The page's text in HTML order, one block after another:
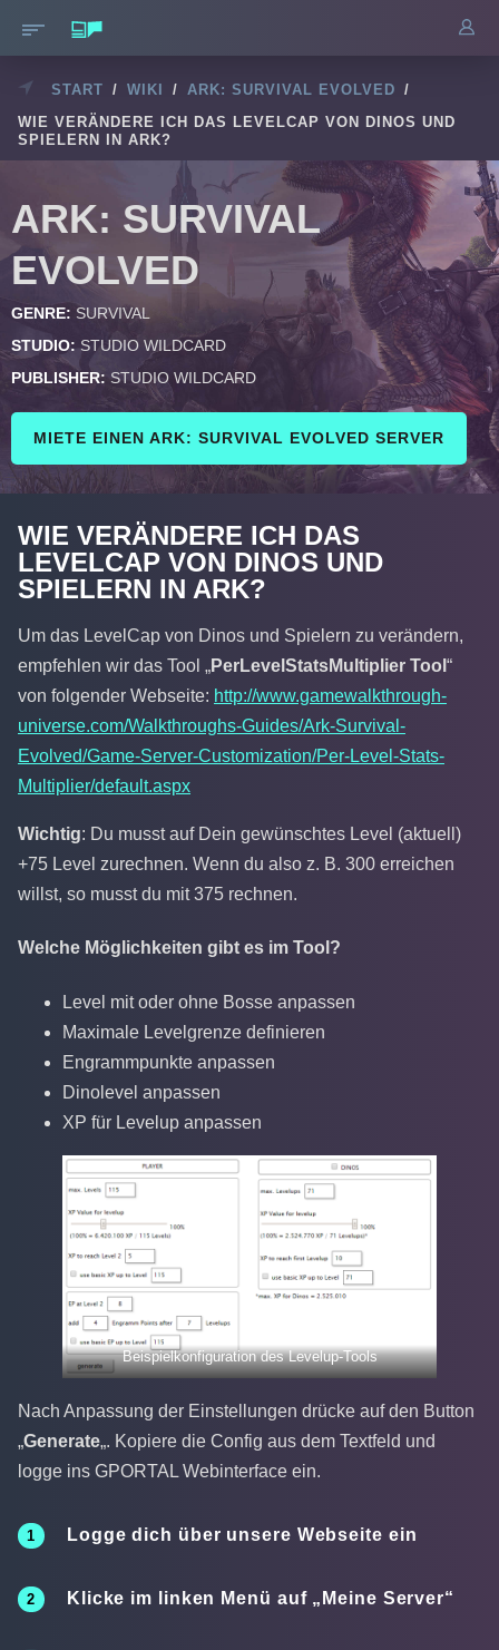
START / WIKI / ARK: SURVIVAL EVOLVED /
WIE VERÄNDERE ICH DAS LEVELCAP VON DINOS UND
SPIELERN IN ARK?
ARK: SURVIVAL
EVOLVED
GENRE: SURVIVAL
STUDIO: STUDIO WILDCARD
PUBLISHER: STUDIO WILDCARD
MIETE EINEN ARK: SURVIVAL EVOLVED SERVER
WIE VERÄNDERE ICH DAS
LEVELCAP VON DINOS UND
SPIELERN IN ARK?
Um das LevelCap von Dinos und Spielern zu verändern,
empfehlen wir das Tool „PerLevelStatsMultiplier Tool “
von folgender Webseite: http://www.gamewalkthrough-
universe.com/Walkthroughs-Guides/Ark-Survival-
Evolved/Game-Server-Customization/Per-Level-Stats-
Multiplier/default.aspx
Wichtig: Du musst auf Dein gewünschtes Level (aktuell)
+75 Level zurechnen. Wenn du also z. B. 300 erreichen
willst, so musst du mit 375 rechnen.
Welche Möglichkeiten gibt es im Tool?
Level mit oder ohne Bosse anpassen
Maximale Levelgrenze definieren
Engrammpunkte anpassen
Dinolevel anpassen
XP für Levelup anpassen
Beispielkonfiguration des Levelup-Tools
Nach Anpassung der Einstellungen drücke auf den Button
„Generate„. Kopiere die Config aus dem Textfeld und
logge ins GPORTAL Webinterface ein.
Logge dich über unsere Webseite ein
Klicke im linken Menü auf „ Meine Server“